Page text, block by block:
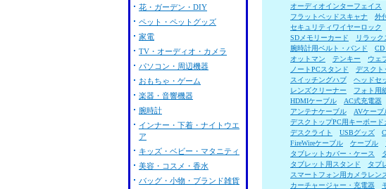
オーディオインターフェイス
フラットベッドスキャナ
外
セキュリティワイヤーロック
SDメモリーカード
リラッ
腕時計用ベルト・バンド
CD
オットマン
テンキー ウェ
ノートPCスタンド
デスクト
スイッチングハブ
ヘッドセ
レンズクリーナー
フォト用
HDMIケーブル
AC式充電器
アンテナケーブル
AVケーブ
デスクトップPC用キーボード
デスクライト
USBグッズ
FireWireケーブル
ケーブル
タブレットカバー・ケース
タブレット用スタンド
タブ
スマートフォン用カメラレン
カーチャージャー・充電器
花・ガーデン・DIY
ペット・ペットグッズ
家電
TV・オーディオ・カメラ
パソコン・周辺機器
おもちゃ・ゲーム
楽器・音響機器
腕時計
インナー・下着・ナイトウエ
ア
キッズ・ベビー・マタニティ
美容・コスメ・香水
バッグ・小物・ブランド雑貨